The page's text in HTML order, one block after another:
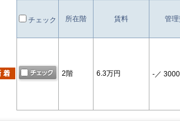
チェック 所在階 賃料 管
2階 6.3万円 -／